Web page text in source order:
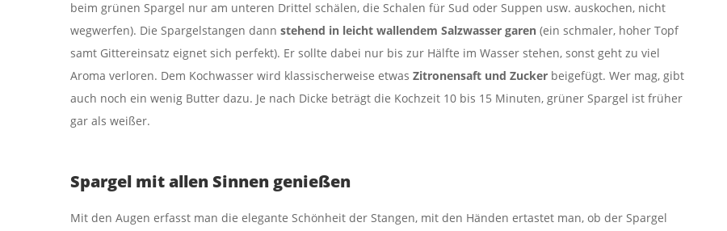
beim grünen Spargel nur am unteren Drittel schälen, die Schalen für Sud oder Suppen usw. auskochen, nicht
wegwerfen). Die Spargelstangen dann stehend in leicht wallendem Salzwasser garen (ein schmaler, hoher Topf
samt Gittereinsatz eignet sich perfekt). Er sollte dabei nur bis zur Hälfte im Wasser stehen, sonst geht zu viel
Aroma verloren. Dem Kochwasser wird klassischerweise etwas Zitronensaft und Zucker beigefügt. Wer mag, gibt
auch noch ein wenig Butter dazu. Je nach Dicke beträgt die Kochzeit 10 bis 15 Minuten, grüner Spargel ist früher
gar als weißer.
Spargel mit allen Sinnen genießen
Mit den Augen erfasst man die elegante Schönheit der Stangen, mit den Händen ertastet man, ob der Spargel